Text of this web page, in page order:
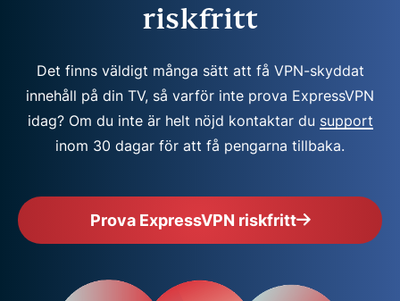
riskfritt
Det finns väldigt många sätt att få VPN-skyddat
innehåll på din TV, så varför inte prova ExpressVPN
idag? Om du inte är helt nöjd kontaktar du support
inom 30 dagar för att få pengarna tillbaka.
Prova ExpressVPN riskfritt